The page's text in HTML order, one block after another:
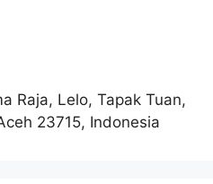
Raja, Lelo, Tapak Tuan,
23715, Indonesia